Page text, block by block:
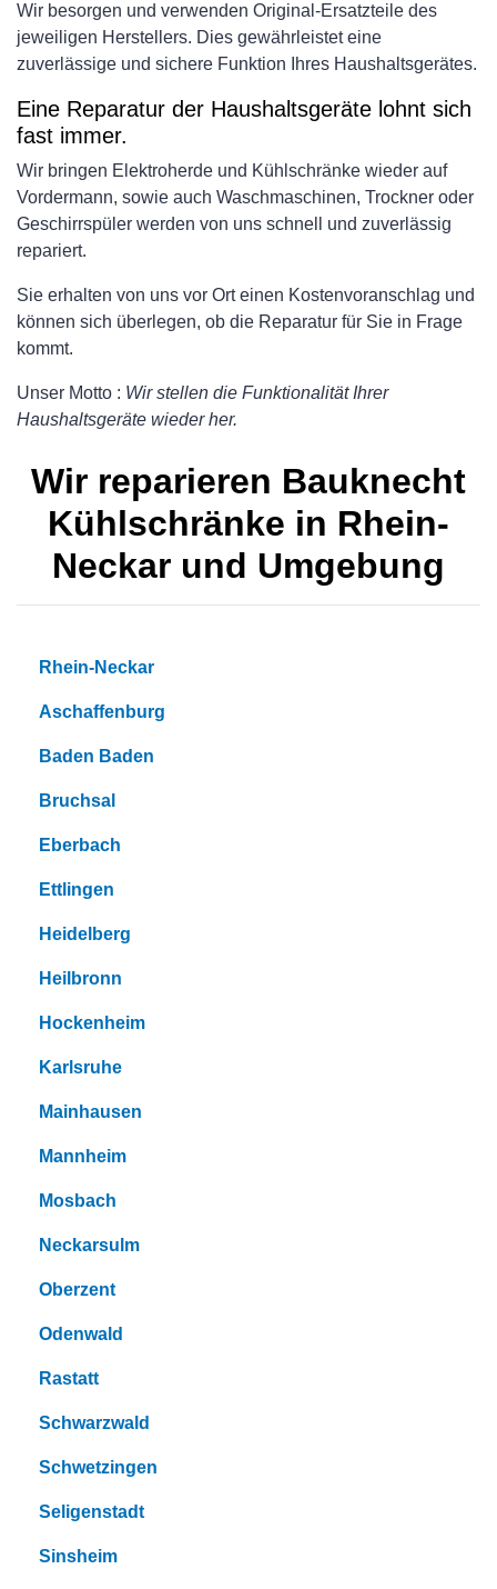
Wir besorgen und verwenden Original-Ersatzteile des
jeweiligen Herstellers. Dies gewährleistet eine
zuverlässige und sichere Funktion Ihres Haushaltsgerätes.
Eine Reparatur der Haushaltsgeräte lohnt sich
fast immer.
Wir bringen Elektroherde und Kühlschränke wieder auf
Vordermann, sowie auch Waschmaschinen, Trockner oder
Geschirrspüler werden von uns schnell und zuverlässig
repariert.
Sie erhalten von uns vor Ort einen Kostenvoranschlag und
können sich überlegen, ob die Reparatur für Sie in Frage
kommt.
Unser Motto : Wir stellen die Funktionalität Ihrer
Haushaltsgeräte wieder her.
Wir reparieren Bauknecht
Kühlschränke in Rhein-
Neckar und Umgebung
Rhein-Neckar
Aschaffenburg
Baden Baden
Bruchsal
Eberbach
Ettlingen
Heidelberg
Heilbronn
Hockenheim
Karlsruhe
Mainhausen
Mannheim
Mosbach
Neckarsulm
Oberzent
Odenwald
Rastatt
Schwarzwald
Schwetzingen
Seligenstadt
Sinsheim